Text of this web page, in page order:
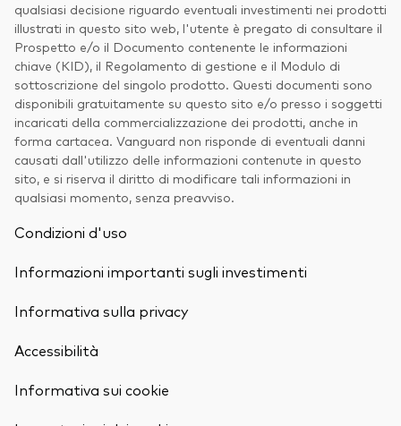
qualsiasi decisione riguardo eventuali investimenti nei prodotti
illustrati in questo sito web, l'utente è pregato di consultare il
Prospetto e/o il Documento contenente le informazioni
chiave (KID), il Regolamento di gestione e il Modulo di
sottoscrizione del singolo prodotto. Questi documenti sono
disponibili gratuitamente su questo sito e/o presso i soggetti
incaricati della commercializzazione dei prodotti, anche in
forma cartacea. Vanguard non risponde di eventuali danni
causati dall'utilizzo delle informazioni contenute in questo
sito, e si riserva il diritto di modificare tali informazioni in
qualsiasi momento, senza preavviso.
Condizioni d'uso
Informazioni importanti sugli investimenti
Informativa sulla privacy
Accessibilità
Informativa sui cookie